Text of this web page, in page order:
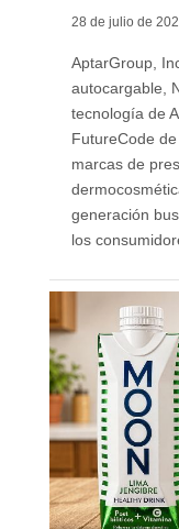
28 de julio de
AptarGroup,
autocargable,
tecnología de
FutureCode
marcas de
generación
los